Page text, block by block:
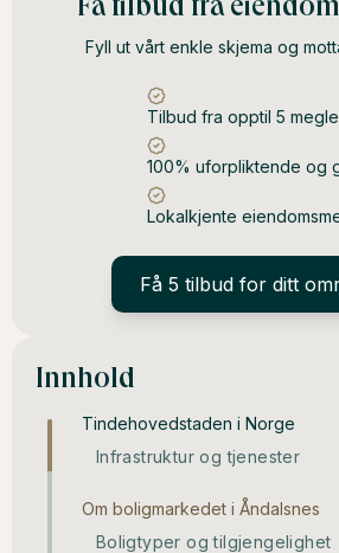
Fyll ut vårt enkle skjema og
Tilbud fra opptil 5
100% uforpliktende og
Lokalkjente
Få 5 tilbud for ditt
Innhold
Tindehovedstaden i Norge
Infrastruktur og tjenester
Om boligmarkedet i Åndalsnes
Boligtyper og tilgjengelighet